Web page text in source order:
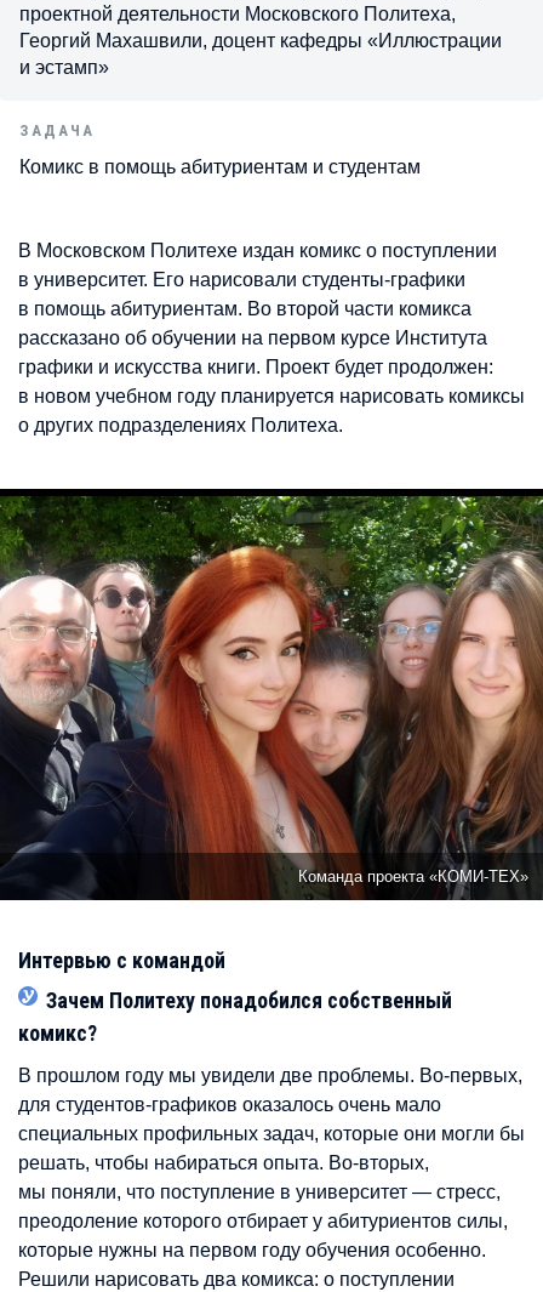
проектной деятельности Московского Политеха,
Георгий Махашвили, доцент кафедры «Иллюстрации
и эстамп»
ЗАДАЧА
Комикс в помощь абитуриентам и студентам
В Московском Политехе издан комикс о поступлении
в университет. Его нарисовали студенты-графики
в помощь абитуриентам. Во второй части комикса
рассказано об обучении на первом курсе Института
графики и искусства книги. Проект будет продолжен:
в новом учебном году планируется нарисовать комиксы
о других подразделениях Политеха.
Команда проекта «КОМИ-ТЕХ»
Интервью с командой
Зачем Политеху понадобился собственный
комикс?
В прошлом году мы увидели две проблемы. Во-первых,
для студентов-графиков оказалось очень мало
специальных профильных задач, которые они могли бы
решать, чтобы набираться опыта. Во-вторых,
мы поняли, что поступление в университет — стресс,
преодоление которого отбирает у абитуриентов силы,
которые нужны на первом году обучения особенно.
Решили нарисовать два комикса: о поступлении